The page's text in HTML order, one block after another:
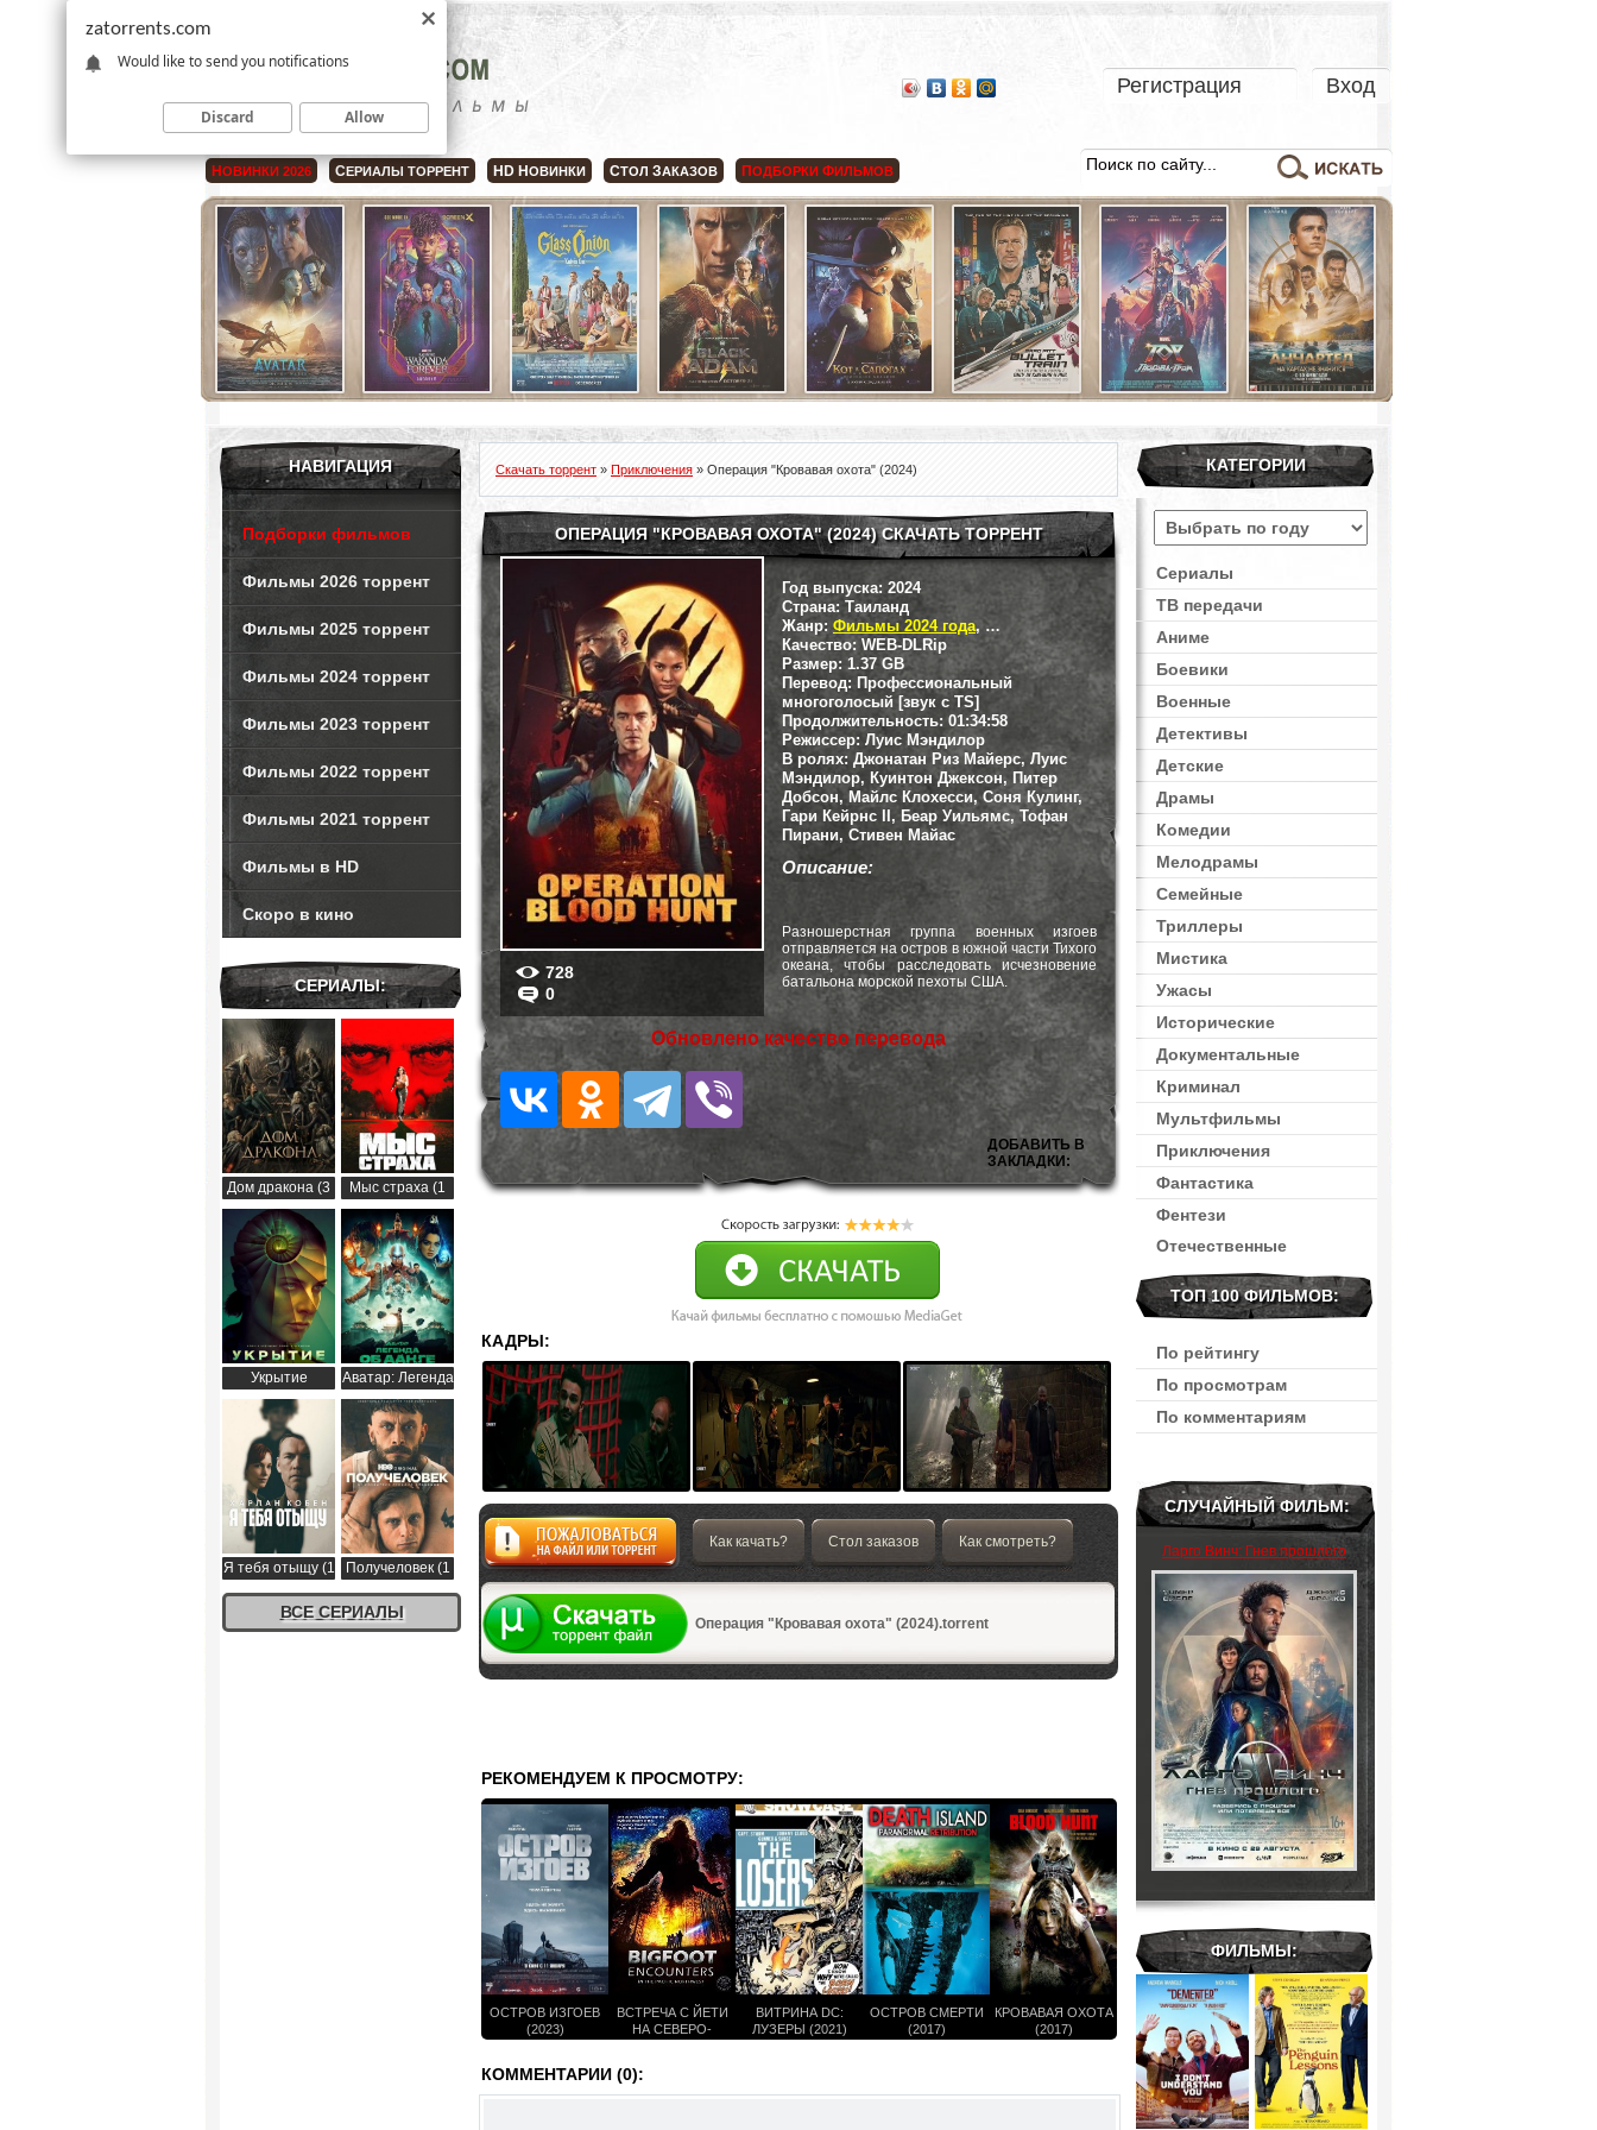
Регистрация Вход
НОВИНКИ 2026 СЕРИАЛЫ ТОРРЕНТ HD НОВИНКИ СТОЛ ЗАКАЗОВ ПОДБОРКИ ФИЛЬМОВ
НАВИГАЦИЯ
Подборки фильмов
Фильмы 2026 торрент
Фильмы 2025 торрент
Фильмы 2024 торрент
Фильмы 2023 торрент
Фильмы 2022 торрент
Фильмы 2021 торрент
Фильмы в HD
Скоро в кино
СЕРИАЛЫ:
Дом дракона (3
сезон)
Мыс страха (1
сезон)
Укрытие
(Бункер) (3
сезон)
Аватар: Легенда
об Аанге (2
сезон)
Я тебя отыщу (1
сезон)
Получеловек (1
сезон)
ВСЕ СЕРИАЛЫ
Скачать торрент » Приключения » Операция "Кровавая охота" (2024)
ОПЕРАЦИЯ "КРОВАВАЯ ОХОТА" (2024) СКАЧАТЬ ТОРРЕНТ
728
0
Год выпуска: 2024
Страна: Таиланд
Жанр: Фильмы 2024 года, Боевики, Триллеры, Ужасы,Приключения
Качество: WEB-DLRip
Размер: 1.37 GB
Перевод: Профессиональный
многоголосый [звук с TS]
Продолжительность: 01:34:58
Режиссер: Луис Мэндилор
В ролях: Джонатан Риз Майерс, Луис
Мэндилор, Куинтон Джексон, Питер
Добсон, Майлс Клохесси, Соня Кулинг,
Гари Кейрнс II, Беар Уильямс, Тофан
Пирани, Стивен Майас
Описание:
Разношерстная группа военных изгоев
отправляется на остров в южной части Тихого
океана, чтобы расследовать исчезновение
батальона морской пехоты США.
Обновлено качество перевода
ДОБАВИТЬ В
ЗАКЛАДКИ:
КАДРЫ:
Жалоба
Как качать? Стол заказов Как смотреть?
Операция "Кровавая охота" (2024).torrent
РЕКОМЕНДУЕМ К ПРОСМОТРУ:
ОСТРОВ ИЗГОЕВ
(2023)
ВСТРЕЧА С ЙЕТИ
НА СЕВЕРО-
ВИТРИНА DC:
ЛУЗЕРЫ (2021)
ОСТРОВ СМЕРТИ
(2017)
КРОВАВАЯ ОХОТА
(2017)
КОММЕНТАРИИ (0):
КАТЕГОРИИ
Сериалы
ТВ передачи
Аниме
Боевики
Военные
Детективы
Детские
Драмы
Комедии
Мелодрамы
Семейные
Триллеры
Мистика
Ужасы
Исторические
Документальные
Криминал
Мультфильмы
Приключения
Фантастика
Фентези
Отечественные
ТОП 100 ФИЛЬМОВ:
По рейтингу
По просмотрам
По комментариям
СЛУЧАЙНЫЙ ФИЛЬМ:
Ларго Винч: Гнев прошлого
(2024)
ФИЛЬМЫ:
zatorrents.com
Would like to send you notifications
Discard Allow